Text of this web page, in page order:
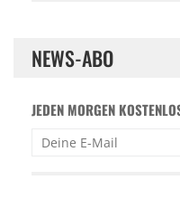
NEWS-ABO
JEDEN MORGEN